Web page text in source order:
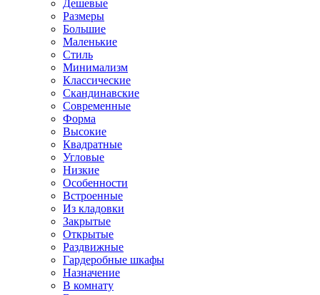
Дешевые
Размеры
Большие
Маленькие
Стиль
Минимализм
Классические
Скандинавские
Современные
Форма
Высокие
Квадратные
Угловые
Низкие
Особенности
Встроенные
Из кладовки
Закрытые
Открытые
Раздвижные
Гардеробные шкафы
Назначение
В комнату